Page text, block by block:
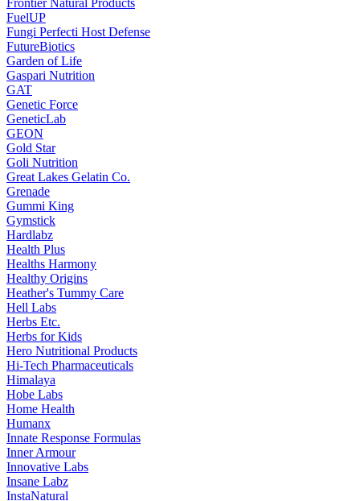
FuelUP
Fungi Perfecti Host Defense
FutureBiotics
Garden of Life
Gaspari Nutrition
GAT
Genetic Force
GeneticLab
GEON
Gold Star
Goli Nutrition
Great Lakes Gelatin Co.
Grenade
Gummi King
Gymstick
Hardlabz
Health Plus
Healths Harmony
Healthy Origins
Heather's Tummy Care
Hell Labs
Herbs Etc.
Herbs for Kids
Hero Nutritional Products
Hi-Tech Pharmaceuticals
Himalaya
Hobe Labs
Home Health
Humanx
Innate Response Formulas
Inner Armour
Innovative Labs
Insane Labz
InstaNatural